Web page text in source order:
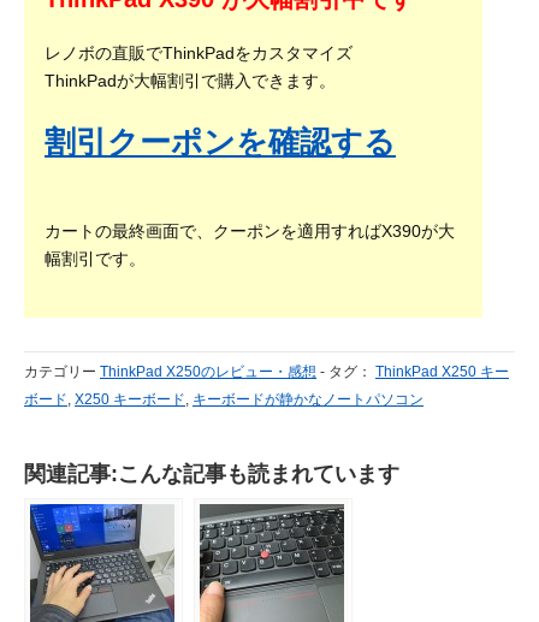
レノボの直販でThinkPadをカスタマイズ
ThinkPadが大幅割引で購入できます。
割引クーポンを確認する
カートの最終画面で、クーポンを適用すればX390が大
幅割引です。
カテゴリー ThinkPad X250のレビュー・感想 - タグ： ThinkPad X250 キー
ボード, X250 キーボード, キーボードが静かなノートパソコン
関連記事:こんな記事も読まれています